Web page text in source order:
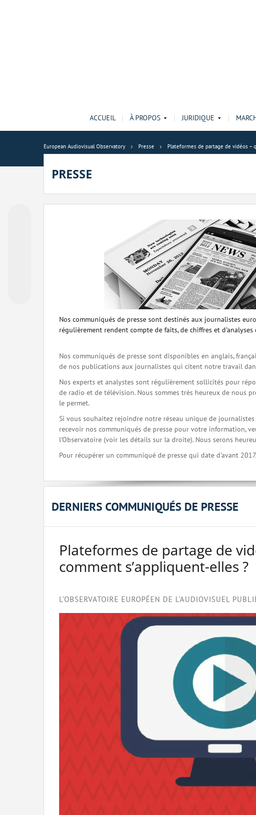
ACCUEIL À PROPOS JURIDIQUE
European Audiovisual Observatory Presse Plateformes de partage de vidéos –
PRESSE
Nos communiqués de presse sont destinés aux journalistes
régulièrement rendent compte de faits, de chiffres et
Nos communiqués de presse sont disponibles en anglais,
de nos publications aux journalistes qui citent notre travail
Nos experts et analystes sont régulièrement sollicités pour
de radio et de télévision. Nous sommes très heureux de nous
le permet.
Si vous souhaitez rejoindre notre réseau unique de
recevoir nos communiqués de presse pour votre information,
l'Observatoire (voir les détails sur la droite). Nous serons
Pour récupérer un communiqué de presse qui date d'avant
DERNIERS COMMUNIQUÉS DE PRESSE
Plateformes de partage de
comment s’appliquent-elles ?
L’OBSERVATOIRE EUROPÉEN DE L’AUDIOVISUEL